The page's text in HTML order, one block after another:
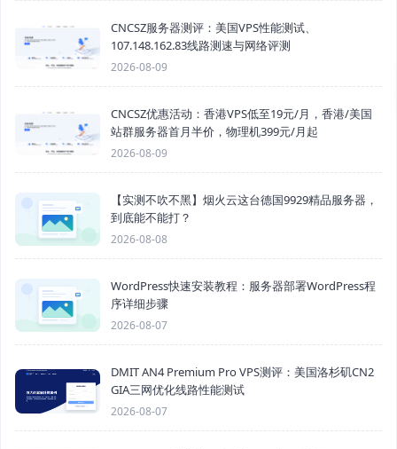
CNCSZ服务器测评：美国VPS性能测试、
107.148.162.83线路测速与网络评测
2026-08-09
CNCSZ优惠活动：香港VPS低至19元/月，香港/美国
站群服务器首月半价，物理机399元/月起
2026-08-09
【实测不吹不黑】烟火云这台德国9929精品服务器，
到底能不能打？
2026-08-08
WordPress快速安装教程：服务器部署WordPress程
序详细步骤
2026-08-07
DMIT AN4 Premium Pro VPS测评：美国洛杉矶CN2
GIA三网优化线路性能测试
2026-08-07